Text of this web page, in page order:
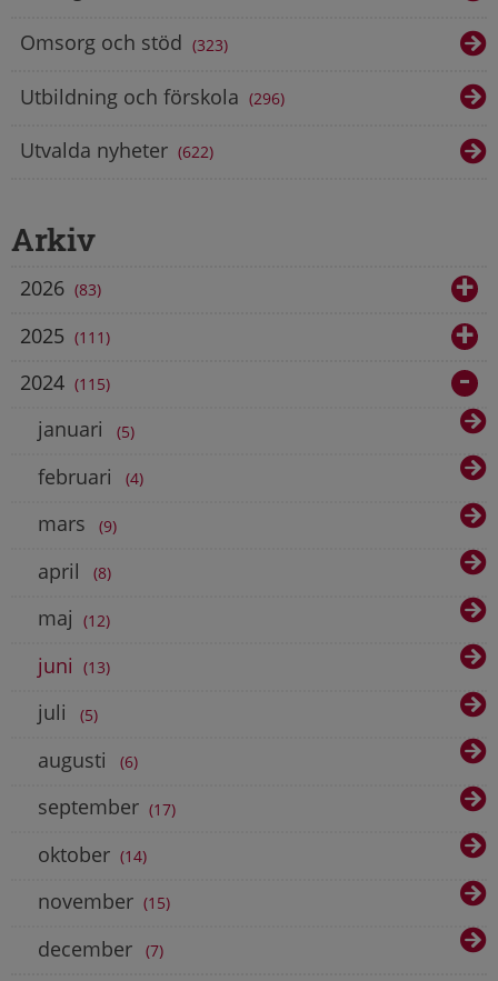
Omsorg och stöd 323
Utbildning och förskola 296
Utvalda nyheter 622
Arkiv
2026 83
2025 111
2024 115
januari 5
februari 4
mars 9
april 8
maj 12
juni 13
juli 5
augusti 6
september 17
oktober 14
november 15
december 7